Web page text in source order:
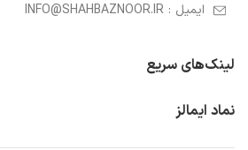
ایمیل : INFO@SHAHBAZNOOR.IR
لینک‌های سریع
نماد ایمالز